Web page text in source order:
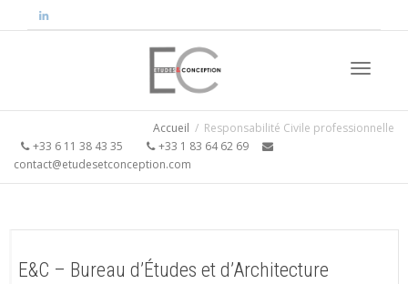
Accueil
Responsabilité Civile professionnelle
+33 6 11 38 43 35
+33 1 83 64 62 69
contact@etudesetconception.com
E&C – Bureau d’Études et d’Architecture